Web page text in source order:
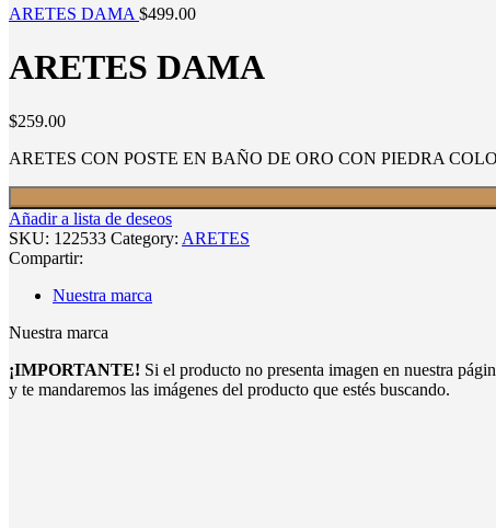
ARETES DAMA $499.00
ARETES DAMA
$259.00
ARETES CON POSTE EN BAÑO DE ORO CON PIEDRA
Añadir a lista de deseos
SKU: 122533 Category: ARETES
Compartir:
Nuestra marca
Nuestra marca
¡IMPORTANTE! Si el producto no presenta imagen en nuestra
y te mandaremos las imágenes del producto que estés buscando.